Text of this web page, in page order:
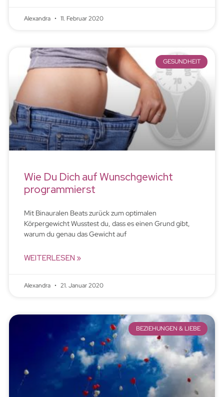
Alexandra 11. Februar 2020
GESUNDHEIT
Wie Du Dich auf Wunschgewicht
programmierst
Mit Binauralen Beats zurück zum optimalen
Körpergewicht Wusstest du, dass es einen Grund gibt,
warum du genau das Gewicht auf
WEITERLESEN »
Alexandra 21. Januar 2020
BEZIEHUNGEN & LIEBE